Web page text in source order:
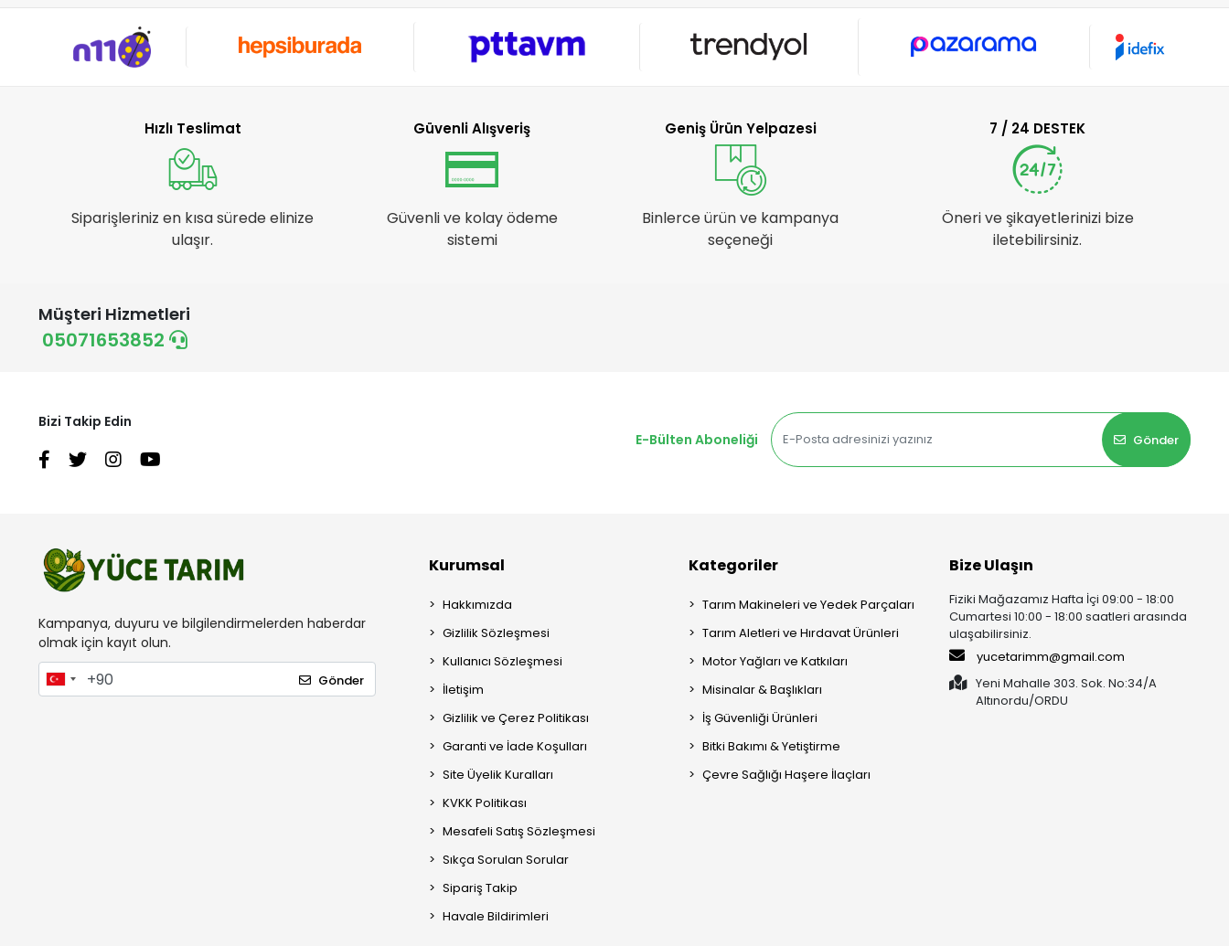
Dmax
Echo
Euro Gübre
First
Fivestar
Hazal
Husqvarna
Ital
Karia
Kawashima
Kayıket
Hızlı Teslimat
Siparişleriniz en kısa sürede elinize
ulaşır.
Güvenli Alışveriş
Güvenli ve kolay ödeme
sistemi
Geniş Ürün Yelpazesi
Binlerce ürün ve kampanya
seçeneği
7 / 24 DESTEK
Öneri ve şikayetlerinizi bize
iletebilirsiniz.
Müşteri Hizmetleri
05071653852
Bizi Takip Edin
E-Bülten Aboneliği
Gönder
Kampanya, duyuru ve bilgilendirmelerden haberdar
olmak için kayıt olun.
Gönder
Kurumsal
Hakkımızda
Gizlilik Sözleşmesi
Kullanıcı Sözleşmesi
İletişim
Gizlilik ve Çerez Politikası
Garanti ve İade Koşulları
Site Üyelik Kuralları
KVKK Politikası
Mesafeli Satış Sözleşmesi
Sıkça Sorulan Sorular
Sipariş Takip
Havale Bildirimleri
Kategoriler
Tarım Makineleri ve Yedek Parçaları
Tarım Aletleri ve Hırdavat Ürünleri
Motor Yağları ve Katkıları
Misinalar & Başlıkları
İş Güvenliği Ürünleri
Bitki Bakımı & Yetiştirme
Çevre Sağlığı Haşere İlaçları
Bize Ulaşın
Fiziki Mağazamız Hafta İçi 09:00 - 18:00
Cumartesi 10:00 - 18:00 saatleri arasında
ulaşabilirsiniz.
yucetarimm@gmail.com
Yeni Mahalle 303. Sok. No:34/A
Altınordu/ORDU​​​​​​​